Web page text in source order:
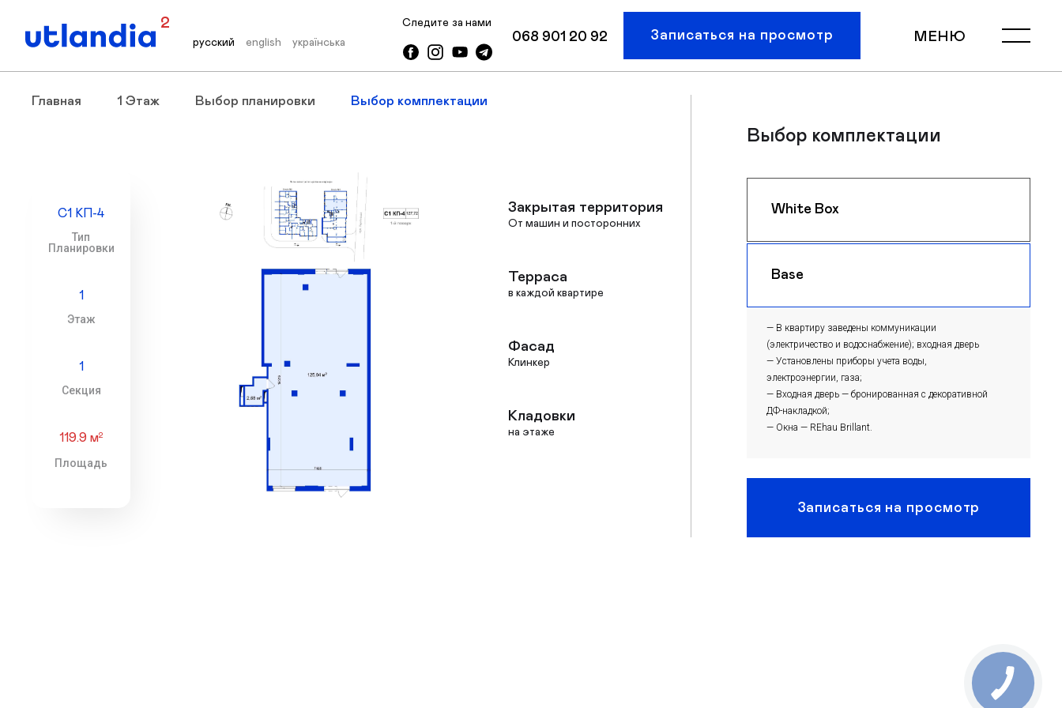
2
русский english українська
Следите за нами
068 901 20 92 Записаться на просмотр МЕНЮ
Главная 1 Этаж Выбор планировки Выбор комплектации
С1 КП-4
Тип
Планировки
1
Этаж
1
Секция
119.9 м2
Площадь
Закрытая территория
От машин и посторонних
Терраса
в каждой квартире
Фасад
Клинкер
Кладовки
на этаже
Выбор комплектации
White Box
Base
— В квартиру заведены коммуникации
(электричество и водоснабжение); входная дверь
— Установлены приборы учета воды,
электроэнергии, газа;
— Входная дверь — бронированная с декоративной
ДФ-накладкой;
— Окна — REhau Brillant.
Записаться на просмотр